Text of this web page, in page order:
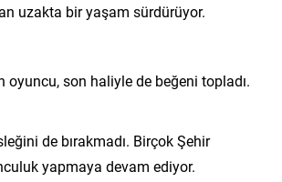
uzakta bir yaşam sürdürüyor.
oyuncu, son haliyle de beğeni topladı.
de bırakmadı. Birçok Şehir
yapmaya devam ediyor.